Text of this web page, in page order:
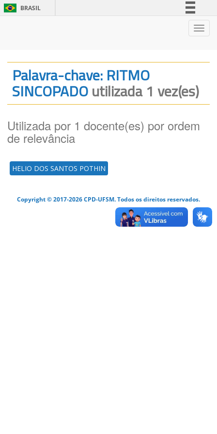
BRASIL
Legislação
Canais
Palavra-chave: RITMO
SINCOPADOutilizada 1 vez(es)
Utilizada por 1 docente(es) por ordem
de relevância
HELIO DOS SANTOS POTHIN
Copyright © 2017-2026 CPD-UFSM. Todos os direitos reservados.